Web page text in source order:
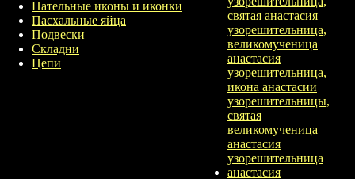
Нательные иконы и иконки
Пасхальные яйца
Подвески
Складни
Цепи